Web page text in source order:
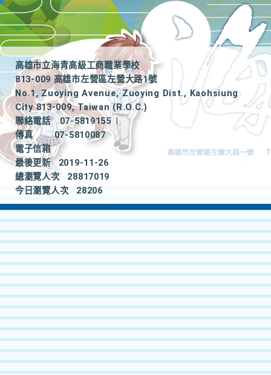
高雄市立海青高級工商職業學校
813-009 高雄市左營區左營大路1號
No.1, Zuoying Avenue, Zuoying Dist., Kaohsiung
City 813-009, Taiwan (R.O.C.)
聯絡電話
07-5819155
|
傳真
07-5810087
電子信箱
最後更新
2019-11-26
總瀏覽人次
28817019
今日瀏覽人次
28206